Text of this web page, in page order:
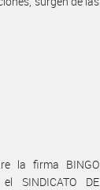
la firma BINGO
SINDICATO DE